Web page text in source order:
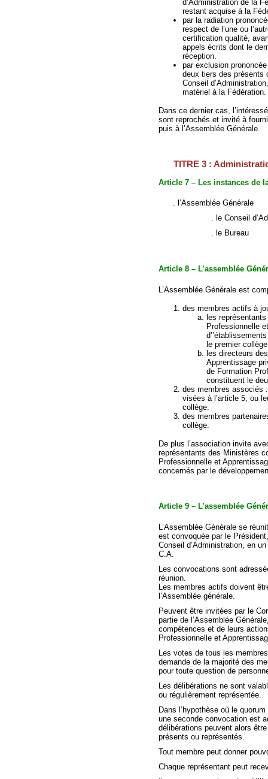
d’Administration de la
restant acquise à la
par la radiation
respect de l’une ou
certification qualité,
appels écrits dont le
réception.
par exclusion
deux tiers des présents
Conseil
matériel à la Fédération.
Dans ce dernier cas,
sont reprochés et invité à
puis à l’Assemblée Générale.
TITRE 3 :
Article 7 – Les instances de
. l’Assemblée Générale
. le Conseil
. le Bureau
Article 8 – L’assemblée
L’Assemblée Générale est
des membres actifs à
les
Professionnelle
le premier
les directeurs
Apprentissage
de Formation
constituent le
des membres associés
visées à l’article 5, ou
collège.
des membres
collège.
De plus l’association invite
représentants des Ministères
Professionnelle et
concernés par le
Article 9 – L’assemblée
L’Assemblée Générale se
est convoquée par le
Conseil d’Administration, en
C.A.
Les convocations sont
réunion.
Les membres actifs doivent
l’Assemblée générale.
Peuvent être invitées par le
partie de l’Assemblée
compétences et de leurs
Professionnelle et
Les votes de tous les
demande de la majorité des
pour toute question de
Les délibérations ne sont
ou régulièrement représentée.
Dans l’hypothèse où le
une seconde convocation est
délibérations peuvent alors
présents ou représentés.
Tout membre peut donner
Chaque représentant peut